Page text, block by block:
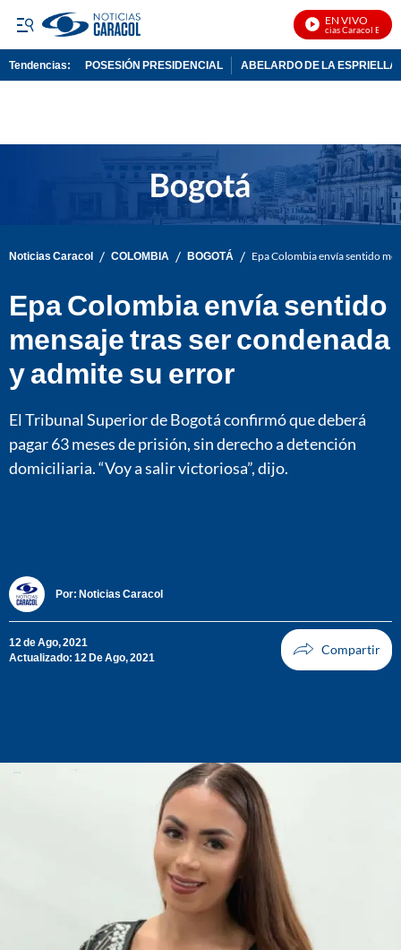
EN VIVO
Noticias Caracol En Vivo
Tendencias: POSESIÓN PRESIDENCIAL ABELARDO DE LA ESPRIELLA
Noticias Caracol / COLOMBIA / BOGOTÁ / Epa Colombia envía sentido
Epa Colombia envía sentido
mensaje tras ser condenada
y admite su error
El Tribunal Superior de Bogotá confirmó que deberá
pagar 63 meses de prisión, sin derecho a detención
domiciliaria. “Voy a salir victoriosa”, dijo.
Por: Noticias Caracol
12 de Ago, 2021
Actualizado: 12 De Ago, 2021